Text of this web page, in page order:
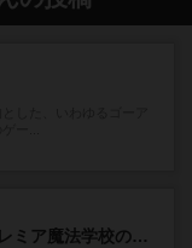
コンペテレ ～ジェレミア魔法学校の工房～